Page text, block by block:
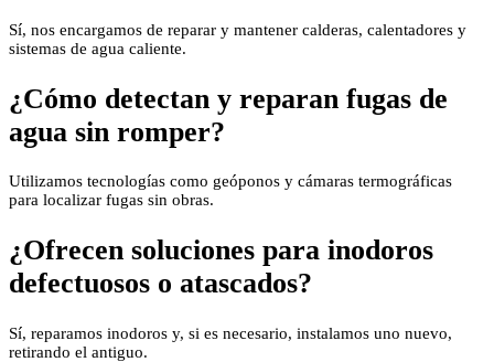
Sí, nos encargamos de reparar y mantener calderas, calentadores y
sistemas de agua caliente.
¿Cómo detectan y reparan fugas de
agua sin romper?
Utilizamos tecnologías como geóponos y cámaras termográficas
para localizar fugas sin obras.
¿Ofrecen soluciones para inodoros
defectuosos o atascados?
Sí, reparamos inodoros y, si es necesario, instalamos uno nuevo,
retirando el antiguo.